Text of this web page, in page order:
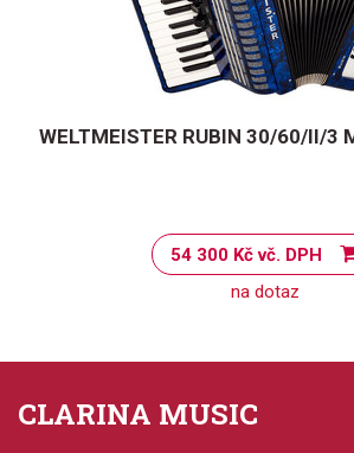
WELTMEISTER RUBIN 30/60/II/3
54 300 Kč vč. DPH
na dotaz
CLARINA MUSIC